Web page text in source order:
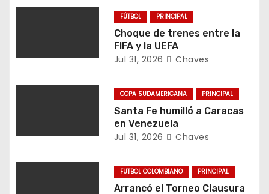
d
e
n
r
a
FÚTBOL PRINCIPAL
Choque de trenes entre la
FIFA y la UEFA
Jul 31, 2026 Chaves
COPA SUDAMERICANA PRINCIPAL
Santa Fe humilló a Caracas
en Venezuela
Jul 31, 2026 Chaves
FUTBOL COLOMBIANO PRINCIPAL
Arrancó el Torneo Clausura